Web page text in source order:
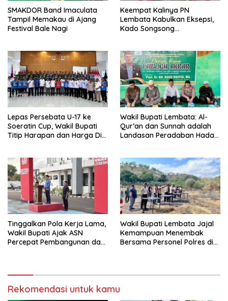
SMAKDOR Band Imaculata
Tampil Memakau di Ajang
Festival Bale Nagi
Keempat Kalinya PN
Lembata Kabulkan Eksepsi,
Kado Songsong
Lepas Persebata U-17 ke
Soeratin Cup, Wakil Bupati
Titip Harapan dan Harga Diri
Wakil Bupati Lembata: Al-
Qur’an dan Sunnah adalah
Landasan Peradaban Hadapi
Tinggalkan Pola Kerja Lama,
Wakil Bupati Ajak ASN
Percepat Pembangunan dan
Wakil Bupati Lembata Jajal
Kemampuan Menembak
Bersama Personel Polres di
Rekomendasi untuk kamu